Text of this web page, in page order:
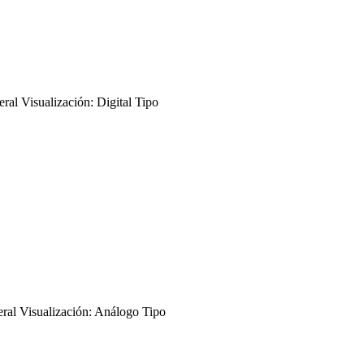
Visualización: Digital Tipo
Visualización: Análogo Tipo